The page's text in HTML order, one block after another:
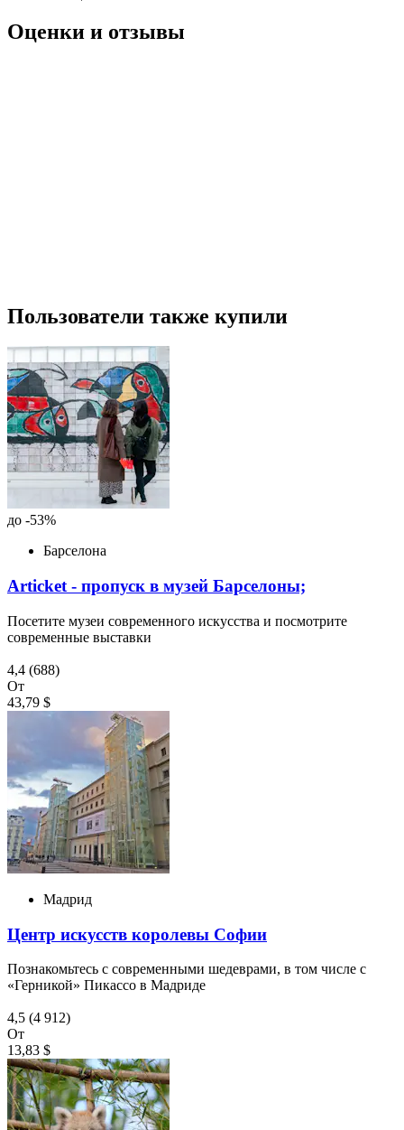
Оценки и отзывы
Пользователи также купили
до -53%
Барселона
Articket - пропуск в музей Барселоны;
Посетите музеи современного искусства и посмотрите
современные выставки
4,4 (688)
От
43,79 $
Мадрид
Центр искусств королевы Софии
Познакомьтесь с современными шедеврами, в том числе с
«Герникой» Пикассо в Мадриде
4,5 (4 912)
От
13,83 $